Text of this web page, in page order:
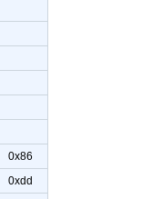
0x86
0xdd